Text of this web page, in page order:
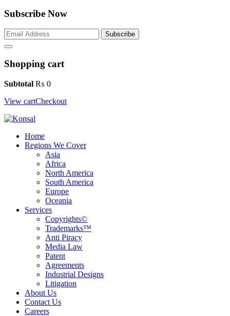
Subscribe Now
Subscribe
Shopping cart
Subtotal ₨ 0
View cartCheckout
Home
Regions We Cover
Asia
Africa
North America
South America
Europe
Oceania
Services
Copyrights©
Trademarks™
Anti Piracy
Media Law
Patent
Agreements
Industrial Designs
Litigation
About Us
Contact Us
Careers